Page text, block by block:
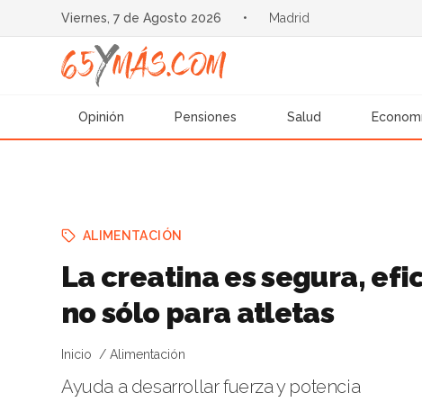
Viernes, 7 de Agosto 2026 • Madrid
Opinión Pensiones Salud
ALIMENTACIÓN
La creatina es segura,
no sólo para atletas
Inicio Alimentación
Ayuda a desarrollar fuerza y potencia